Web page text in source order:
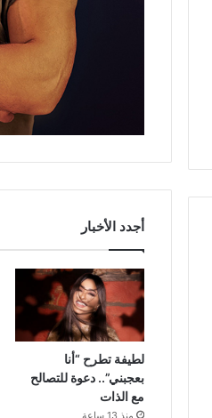
أجدد الأخبار
لطيفة تطرح “أنا
بعجبني”.. دعوة للتصالح
مع الذات
منذ 13 ساعة